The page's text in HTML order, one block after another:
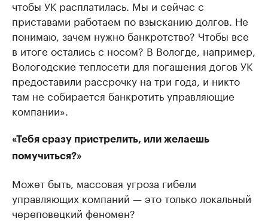
чтобы УК расплатилась. Мы и сейчас с
приставами работаем по взысканию долгов. Не
понимаю, зачем нужно банкротство? Чтобы все
в итоге остались с носом? В Вологде, например,
Вологодские теплосети для погашения догов УК
предоставили рассрочку на три года, и никто
там не собирается банкротить управляющие
компании».
«Тебя сразу пристрелить, или желаешь
помучиться?»
Может быть, массовая угроза гибели
управляющих компаний — это только локальный
череповецкий феномен?